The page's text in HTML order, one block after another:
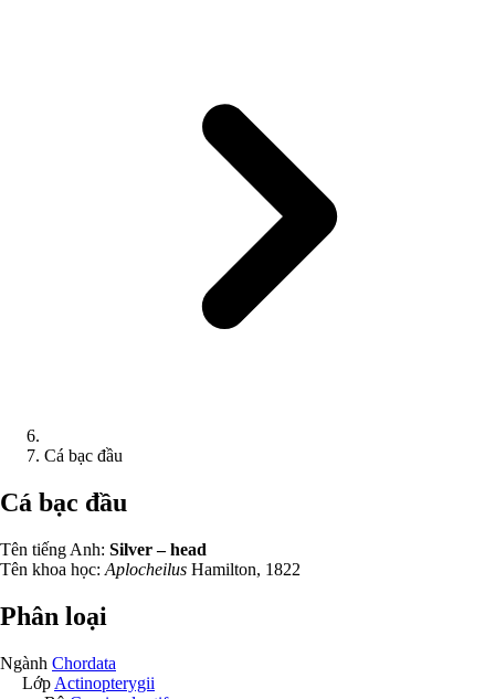
Cá bạc đầu
Cá bạc đầu
Tên tiếng Anh: Silver – head
Tên khoa học: Aplocheilus Hamilton, 1822
Phân loại
Ngành Chordata
Lớp Actinopterygii